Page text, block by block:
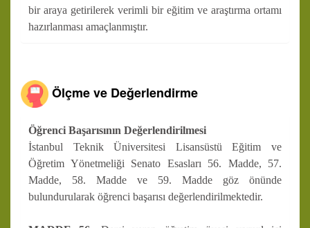
bir araya getirilerek verimli bir eğitim ve araştırma ortamı
hazırlanması amaçlanmıştır.
Ölçme ve Değerlendirme
Öğrenci Başarısının Değerlendirilmesi
İstanbul Teknik Üniversitesi Lisansüstü Eğitim ve
Öğretim Yönetmeliği Senato Esasları 56. Madde, 57.
Madde, 58. Madde ve 59. Madde göz önünde
bulundurularak öğrenci başarısı değerlendirilmektedir.